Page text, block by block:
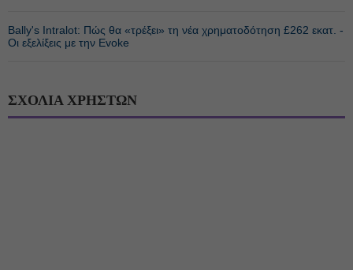
Bally's Intralot: Πώς θα «τρέξει» τη νέα χρηματοδότηση £262 εκατ. -
Οι εξελίξεις με την Evoke
ΣΧΟΛΙΑ ΧΡΗΣΤΩΝ